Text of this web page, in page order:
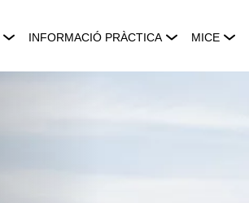
INFORMACIÓ PRÀCTICA MICE